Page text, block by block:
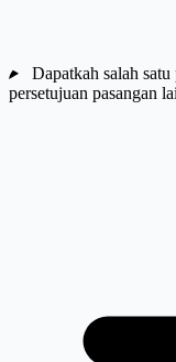
Dapatkah salah
persetujuan pasangan